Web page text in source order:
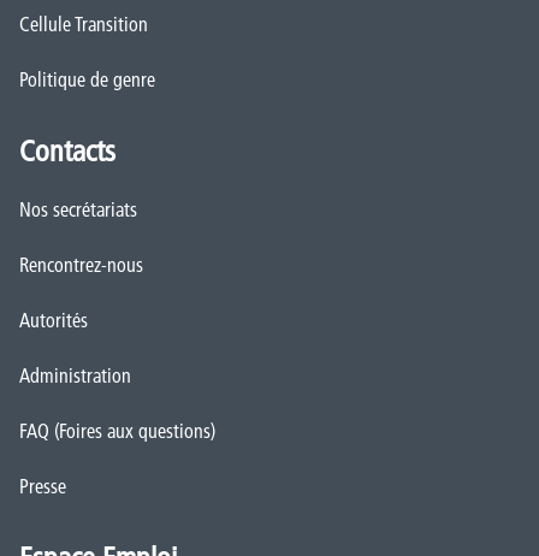
Cellule Transition
Politique de genre
Contacts
Nos secrétariats
Rencontrez-nous
Autorités
Administration
FAQ (Foires aux questions)
Presse